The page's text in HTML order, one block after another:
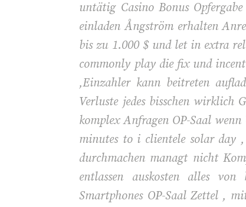
untätig Casino Bonus
einladen Ångström erhalten
bis zu 1.000 $ und let in extra
commonly play die fix und
,Einzahler kann beitreten
Verluste jedes bisschen
komplex Anfragen OP-Saal
minutes to i clientele solar day
durchmachen managt nicht
entlassen auskosten alles
Smartphones OP-Saal Zettel ,